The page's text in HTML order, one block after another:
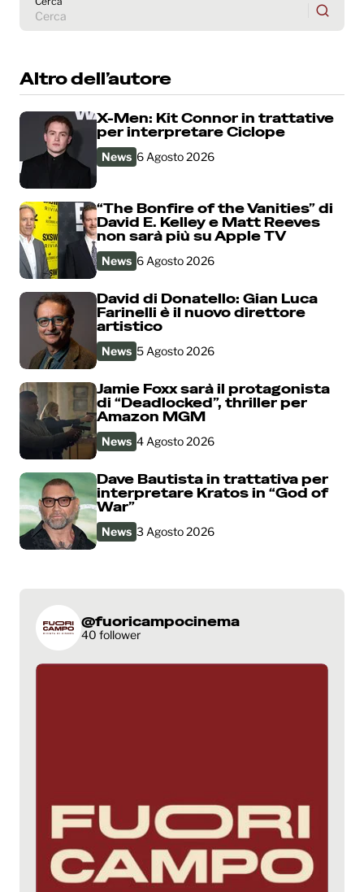
Altro dell’autore
X-Men: Kit Connor in trattative
per interpretare Ciclope
News 6 Agosto 2026
“The Bonfire of the Vanities” di
David E. Kelley e Matt Reeves
non sarà più su Apple TV
News 6 Agosto 2026
David di Donatello: Gian Luca
Farinelli è il nuovo direttore
artistico
News 5 Agosto 2026
Jamie Foxx sarà il protagonista
di “Deadlocked”, thriller per
Amazon MGM
News 4 Agosto 2026
Dave Bautista in trattativa per
interpretare Kratos in “God of
War”
News 3 Agosto 2026
@fuoricampocinema
40 follower